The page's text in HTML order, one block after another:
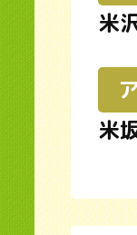
米
米